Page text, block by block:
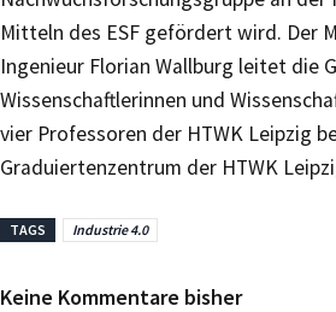
Mitteln des ESF gefördert wird. Der
Ingenieur Florian Wallburg leitet die
Wissenschaftlerinnen und
vier Professoren der HTWK Leipzig
Graduiertenzentrum der HTWK
TAGS Industrie 4.0
Keine Kommentare bisher